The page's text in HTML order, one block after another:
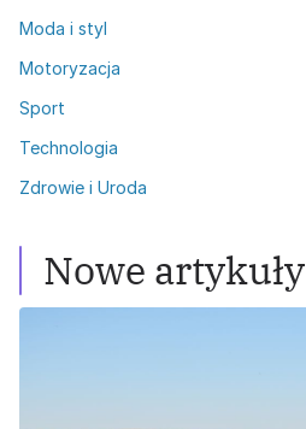
Moda i styl
Motoryzacja
Sport
Technologia
Zdrowie i Uroda
Nowe artykuły